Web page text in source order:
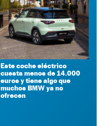
Este coche eléctrico
cuesta menos de 14.000
euros y tiene algo que
muchos BMW ya no
ofrecen